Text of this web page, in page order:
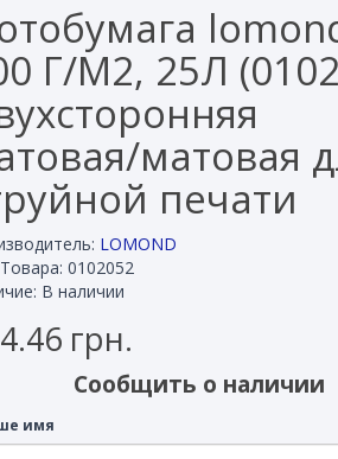
Г/М2, 25Л
матовая
печати
LOMOND
0102052
В наличии
грн.
Сообщить о наличии
имя